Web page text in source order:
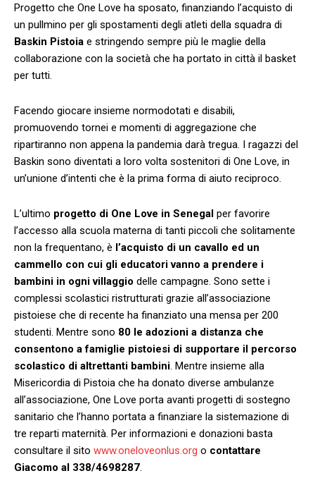
Progetto che One Love ha sposato, finanziando l’acquisto di
un pullmino per gli spostamenti degli atleti della squadra di
Baskin Pistoia e stringendo sempre più le maglie della
collaborazione con la società che ha portato in città il basket
per tutti.
Facendo giocare insieme normodotati e disabili,
promuovendo tornei e momenti di aggregazione che
ripartiranno non appena la pandemia darà tregua. I ragazzi del
Baskin sono diventati a loro volta sostenitori di One Love, in
un’unione d’intenti che è la prima forma di aiuto reciproco.
L’ultimo progetto di One Love in Senegal per favorire
l’accesso alla scuola materna di tanti piccoli che solitamente
non la frequentano, è l’acquisto di un cavallo ed un
cammello con cui gli educatori vanno a prendere i
bambini in ogni villaggio delle campagne. Sono sette i
complessi scolastici ristrutturati grazie all’associazione
pistoiese che di recente ha finanziato una mensa per 200
studenti. Mentre sono 80 le adozioni a distanza che
consentono a famiglie pistoiesi di supportare il percorso
scolastico di altrettanti bambini. Mentre insieme alla
Misericordia di Pistoia che ha donato diverse ambulanze
all’associazione, One Love porta avanti progetti di sostegno
sanitario che l’hanno portata a finanziare la sistemazione di
tre reparti maternità. Per informazioni e donazioni basta
consultare il sito www.oneloveonlus.org o contattare
Giacomo al 338/4698287.